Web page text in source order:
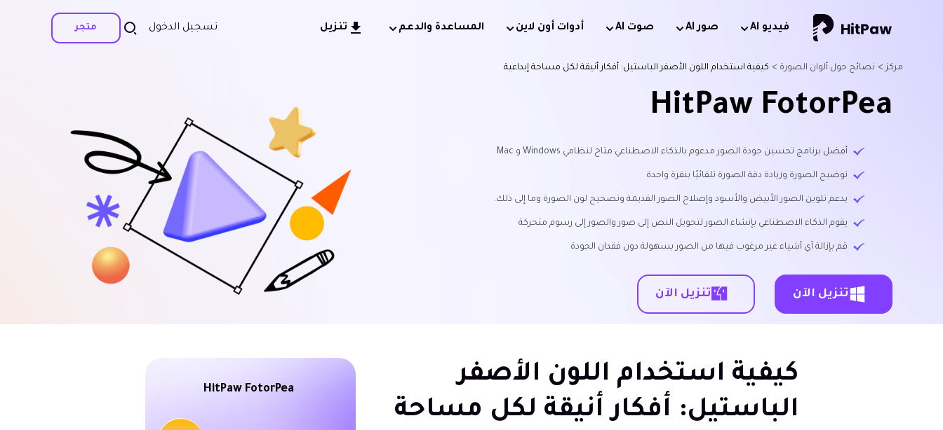
تسجيل الدخول متجر فيديو Al صور AI صوت AI أدوات أون لاين المساعدة والدعم تنزيل
مركز > نصائح حول ألوان الصورة > كيفية استخدام اللون الأصفر الباستيل: أفكار أنيقة لكل مساحة إبداعية
HitPaw FotorPea
أفضل برنامج تحسين جودة الصور مدعوم بالذكاء الاصطناعي متاح لنظامي Windows و Mac
توضيح الصورة وزيادة دقة الصورة تلقائيًا بنقرة واحدة
يدعم تلوين الصور الأبيض والأسود وإصلاح الصور القديمة وتصحيح لون الصورة وما إلى ذلك.
يقوم الذكاء الاصطناعي بإنشاء الصور لتحويل النص إلى صور والصور إلى رسوم متحركة
قم بإزالة أي أشياء غير مرغوب فيها من الصور بسهولة دون فقدان الجودة
تنزيل الآن تنزيل الآن
كيفية استخدام اللون الأصفر
الباستيل: أفكار أنيقة لكل مساحة
HitPaw FotorPea